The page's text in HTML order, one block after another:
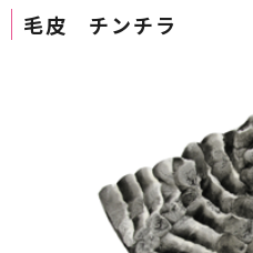
毛皮 チンチラ